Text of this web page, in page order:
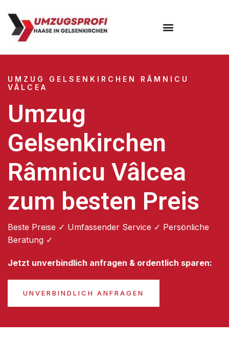
UMZUG GELSENKIRCHEN RÂMNICU
VÂLCEA
Umzug
Gelsenkirchen
Râmnicu Vâlcea
zum besten Preis
Beste Preise ✓ Umfassender Service ✓ Persönliche
Beratung ✓
Jetzt unverbindlich anfragen & ordentlich sparen:
UNVERBINDLICH ANFRAGEN